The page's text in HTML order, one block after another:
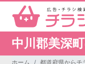
中川郡美深
ホーム 都道府県からチ